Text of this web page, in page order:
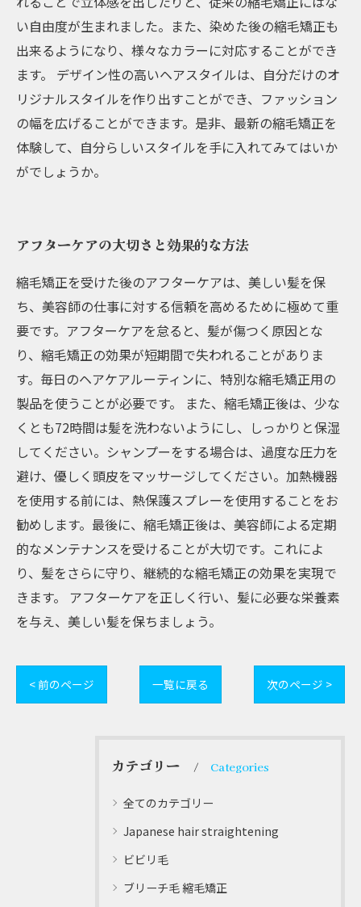
い自由度が生まれました。また、染めた後の縮毛矯正も
出来るようになり、様々なカラーに対応することができ
ます。 デザイン性の高いヘアスタイルは、自分だけのオ
リジナルスタイルを作り出すことができ、ファッション
の幅を広げることができます。是非、最新の縮毛矯正を
体験して、自分らしいスタイルを手に入れてみてはいか
がでしょうか。
アフターケアの大切さと効果的な方法
縮毛矯正を受けた後のアフターケアは、美しい髪を保
ち、美容師の仕事に対する信頼を高めるために極めて重
要です。アフターケアを怠ると、髪が傷つく原因とな
り、縮毛矯正の効果が短期間で失われることがありま
す。毎日のヘアケアルーティンに、特別な縮毛矯正用の
製品を使うことが必要です。 また、縮毛矯正後は、少な
くとも72時間は髪を洗わないようにし、しっかりと保湿
してください。シャンプーをする場合は、過度な圧力を
避け、優しく頭皮をマッサージしてください。加熱機器
を使用する前には、熱保護スプレーを使用することをお
勧めします。最後に、縮毛矯正後は、美容師による定期
的なメンテナンスを受けることが大切です。これによ
り、髪をさらに守り、継続的な縮毛矯正の効果を実現で
きます。 アフターケアを正しく行い、髪に必要な栄養素
を与え、美しい髪を保ちましょう。
< 前のページ 一覧に戻る 次のページ >
カテゴリー Categories
全てのカテゴリー
Japanese hair straightening
ビビリ毛
ブリーチ毛 縮毛矯正